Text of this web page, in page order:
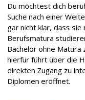
Du möchtest dich
Suche nach einer
gar nicht klar, dass sie
Berufsmatura
Bachelor ohne Matura
hierfür führt über die
direkten Zugang zu
Diplomen eröffnet.